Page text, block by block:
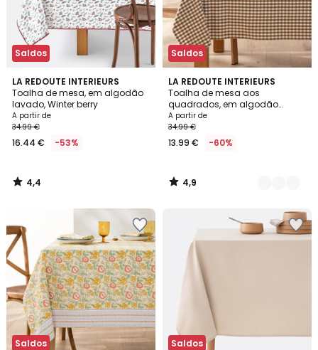
Saldos
LA REDOUTE INTERIEURS
Toalha de mesa, em algodão
lavado, Winter berry
A partir de
34.99 €
16.44 € -53%
4,4
/ 5
4,4
/
Saldos
LA REDOUTE INTERIEURS
Toalha de mesa aos
quadrados, em algodão
lavado tecido tingido, Bethany
A partir de
34.99 €
13.99 € -60%
4,9
/ 5
3
Cores
4,9
/
Saldos Saldos